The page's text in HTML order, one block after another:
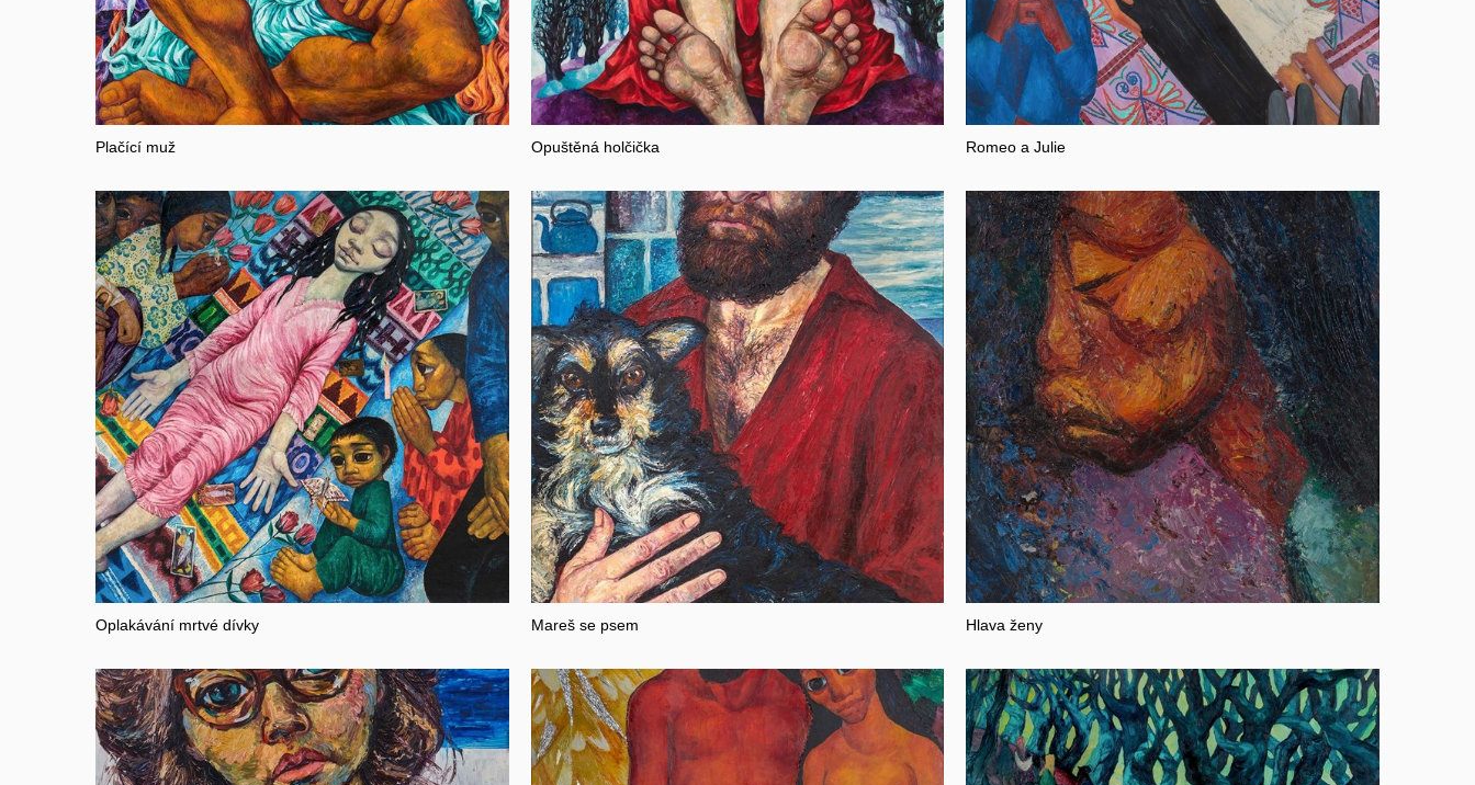
Plačící muž Opuštěná holčička Romeo a Julie
Oplakávání mrtvé dívky Mareš se psem Hlava ženy